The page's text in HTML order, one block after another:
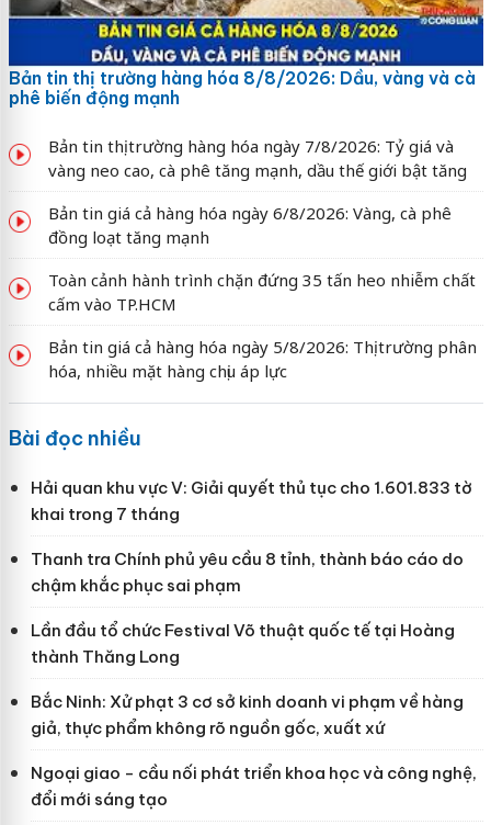
Bản tin thị trường hàng hóa 8/8/2026: Dầu, vàng và cà
phê biến động mạnh
Bản tin thị trường hàng hóa ngày 7/8/2026: Tỷ giá và
vàng neo cao, cà phê tăng mạnh, dầu thế giới bật tăng
Bản tin giá cả hàng hóa ngày 6/8/2026: Vàng, cà phê
đồng loạt tăng mạnh
Toàn cảnh hành trình chặn đứng 35 tấn heo nhiễm chất
cấm vào TP.HCM
Bản tin giá cả hàng hóa ngày 5/8/2026: Thị trường phân
hóa, nhiều mặt hàng chịu áp lực
Bài đọc nhiều
Hải quan khu vực V: Giải quyết thủ tục cho 1.601.833 tờ
khai trong 7 tháng
Thanh tra Chính phủ yêu cầu 8 tỉnh, thành báo cáo do
chậm khắc phục sai phạm
Lần đầu tổ chức Festival Võ thuật quốc tế tại Hoàng
thành Thăng Long
Bắc Ninh: Xử phạt 3 cơ sở kinh doanh vi phạm về hàng
giả, thực phẩm không rõ nguồn gốc, xuất xứ
Ngoại giao - cầu nối phát triển khoa học và công nghệ,
đổi mới sáng tạo